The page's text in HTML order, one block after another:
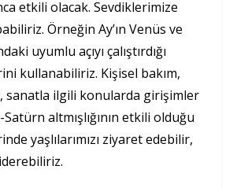
etkili olacak. Sevdiklerimize
Örneğin Ay’ın Venüs ve
uyumlu açıyı çalıştırdığı
kullanabiliriz. Kişisel bakım,
sanatla ilgili konularda girişimler
altmışlığının etkili olduğu
yaşlılarımızı ziyaret edebilir,